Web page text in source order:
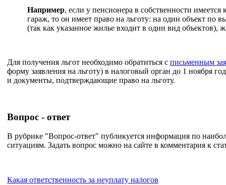
Например, если у пенсионера в собственности
гараж, то он имеет право на льготу: на один объект по
(так как указанное жилье входит в один вид объектов),
Для получения льгот необходимо обратиться с письменным
форму заявления на льготу) в налоговый орган до 1 ноября
и документы, подтверждающие право на льготу.
Вопрос - ответ
В рубрике "Вопрос-ответ" публикуется информация по
ситуациям. Задать вопрос можно на сайте в комментария к
Какая ответственность за неуплату налогов